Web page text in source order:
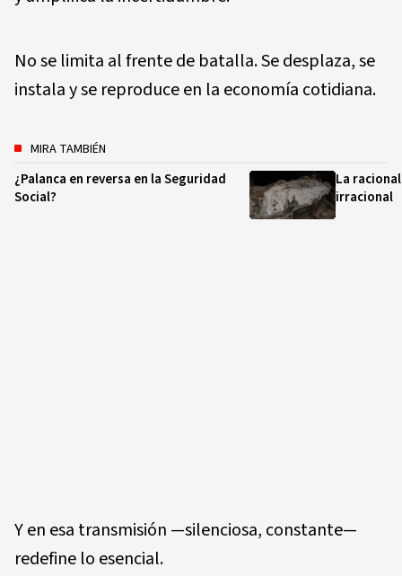
No se limita al frente de batalla. Se desplaza, se
instala y se reproduce en la economía cotidiana.
MIRA TAMBIÉN
¿Palanca en reversa en la Seguridad
Social?
La
irracional
Y en esa transmisión —silenciosa, constante—
redefine lo esencial.